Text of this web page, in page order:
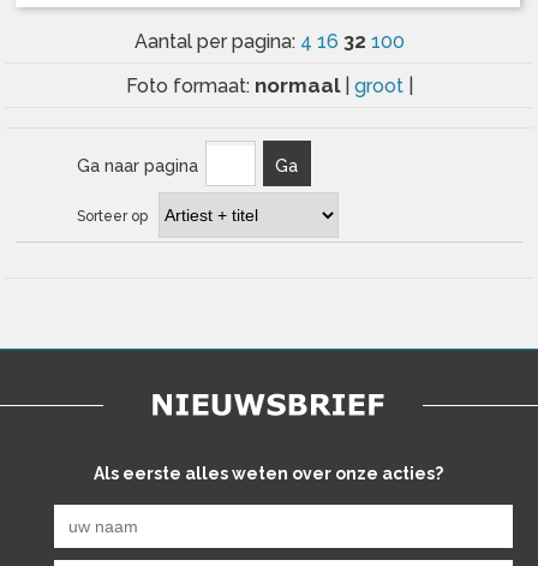
Aantal per pagina: 4 16 32 100
Foto formaat: normaal groot
Ga naar pagina Ga
Sorteer op
Als eerste alles weten over onze acties?